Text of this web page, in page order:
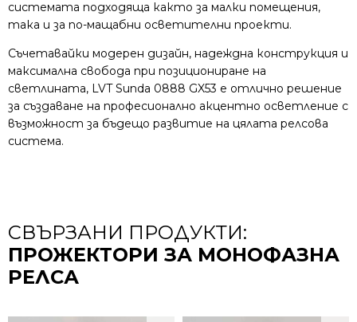
системата подходяща както за малки помещения,
така и за по-мащабни осветителни проекти.
Съчетавайки модерен дизайн, надеждна конструкция и
максимална свобода при позициониране на
светлината, LVT Sunda 0888 GX53 е отлично решение
за създаване на професионално акцентно осветление с
възможност за бъдещо развитие на цялата релсова
система.
СВЪРЗАНИ ПРОДУКТИ:
ПРОЖЕКТОРИ ЗА МОНОФАЗНА
РЕЛСА